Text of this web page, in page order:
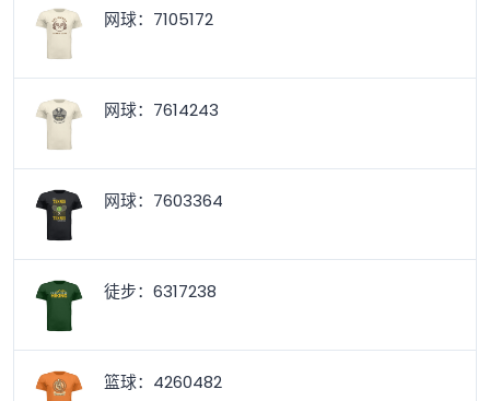
网球：7105172
网球：7614243
网球：7603364
徒步：6317238
篮球：4260482